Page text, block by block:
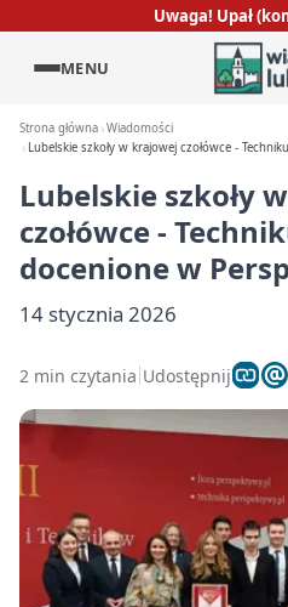
Uwaga! Upał
MENU
Strona główna Wiadomości
Lubelskie szkoły w krajowej czołówce -
Lubelskie szkoły
czołówce -
docenione w
14 stycznia 2026
2 min czytania Udostępnij